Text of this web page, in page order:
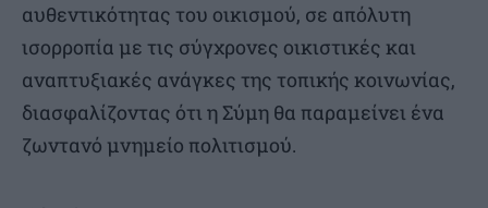
αυθεντικότητας του οικισμού, σε απόλυτη
ισορροπία με τις σύγχρονες οικιστικές και
αναπτυξιακές ανάγκες της τοπικής κοινωνίας,
διασφαλίζοντας ότι η Σύμη θα παραμείνει ένα
ζωντανό μνημείο πολιτισμού.